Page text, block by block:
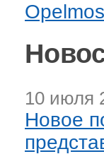
10 июля
Новое